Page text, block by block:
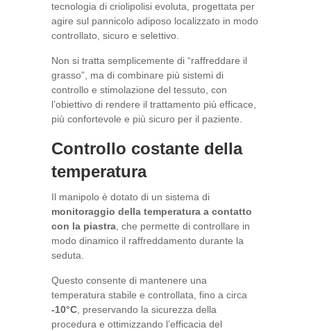
tecnologia di criolipolisi evoluta, progettata per
agire sul pannicolo adiposo localizzato in modo
controllato, sicuro e selettivo.
Non si tratta semplicemente di “raffreddare il
grasso”, ma di combinare più sistemi di
controllo e stimolazione del tessuto, con
l’obiettivo di rendere il trattamento più efficace,
più confortevole e più sicuro per il paziente.
Controllo costante della
temperatura
Il manipolo è dotato di un sistema di
monitoraggio della temperatura a contatto
con la piastra, che permette di controllare in
modo dinamico il raffreddamento durante la
seduta.
Questo consente di mantenere una
temperatura stabile e controllata, fino a circa
-10°C, preservando la sicurezza della
procedura e ottimizzando l’efficacia del